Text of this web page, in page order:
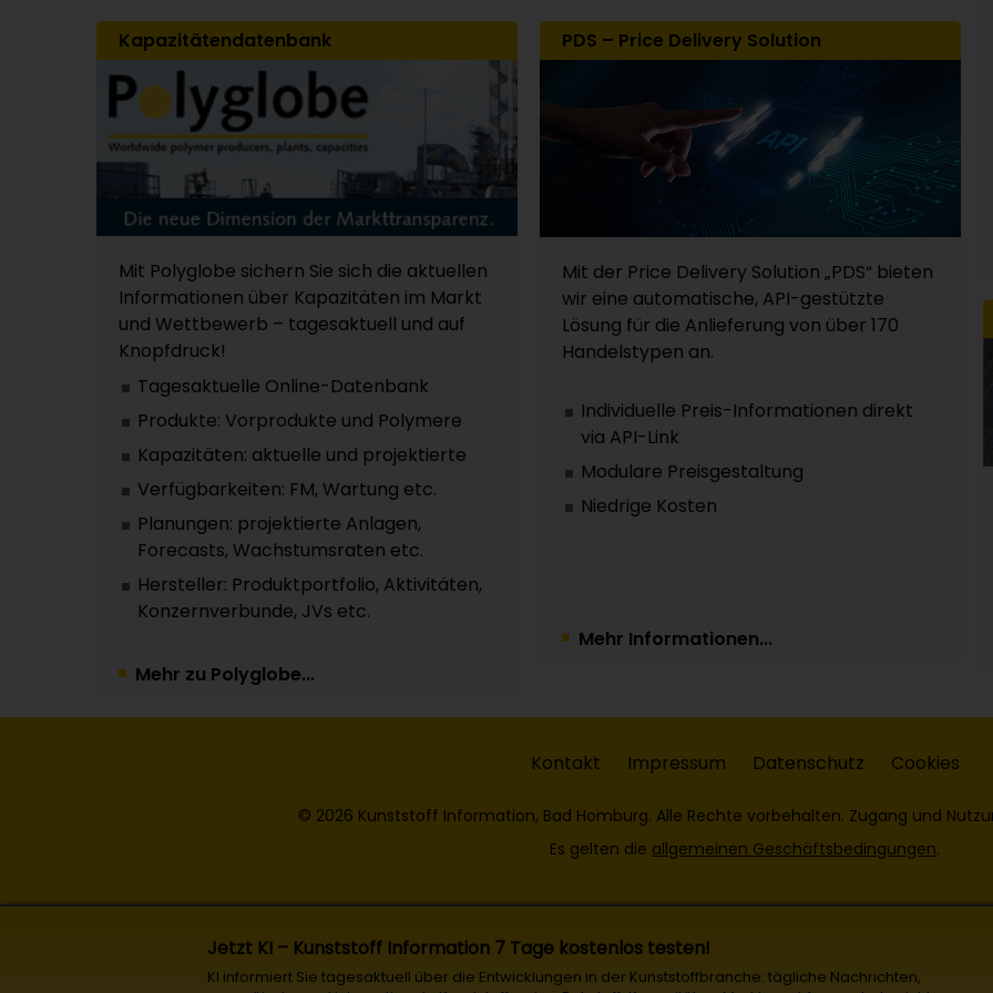
Kapazitätendatenbank
Mit Polyglobe sichern Sie sich die aktuellen
Informationen über Kapazitäten im Markt
und Wettbewerb – tagesaktuell und auf
Knopfdruck!
Tagesaktuelle Online-Datenbank
Produkte: Vorprodukte und Polymere
Kapazitäten: aktuelle und projektierte
Verfügbarkeiten: FM, Wartung etc.
Planungen: projektierte Anlagen,
Forecasts, Wachstumsraten etc.
Hersteller: Produktportfolio, Aktivitäten,
Konzernverbunde, JVs etc.
Mehr zu Polyglobe...
PDS – Price Delivery Solution
Mit der Price Delivery Solution „PDS“ bieten
wir eine automatische, API-gestützte
Lösung für die Anlieferung von über 170
Handelstypen an.
Individuelle Preis-Informationen direkt
via API-Link
Modulare Preisgestaltung
Niedrige Kosten
Mehr Informationen...
Jetzt KI – Kunststoff Information 7 Tage kostenlos testen!
KI informiert Sie tagesaktuell über die Entwicklungen in der Kunststoffbranche: tägliche Nachrichten,
Kontakt Impressum Datenschutz Cookies
© 2026 Kunststoff Information, Bad Homburg. Alle Rechte vorbehalten. Zugang und
Es gelten die allgemeinen Geschäftsbedingungen.